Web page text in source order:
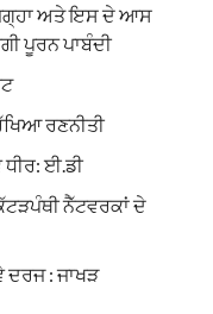
ਜਗ੍ਹਾ ਅਤੇ ਇਸ ਦੇ ਆਸ
ਪੂਰਨ ਪਾਬੰਦੀ
ਰਣਨੀਤੀ
ਈ.ਡੀ
ਨੈੱਟਵਰਕਾਂ ਦੇ
ਦਰਜ : ਜਾਖੜ